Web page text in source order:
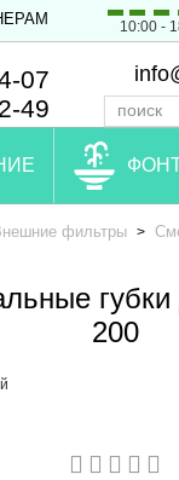
10:00 -
07
49
фильтры >
200